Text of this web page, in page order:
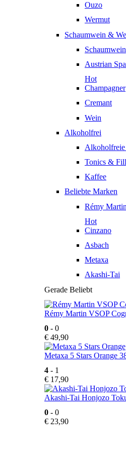
Ouzo
Wermut
Schaumwein &
Schaumwein
Austrian
Hot
Champagner
Cremant
Wein
Alkoholfrei
Alkoholfreie
Tonics &
Kaffee
Beliebte Marken
Rémy Martin
Hot
Cinzano
Asbach
Metaxa
Akashi-Tai
Gerade Beliebt
Rémy Martin VSOP
0 - 0
€ 49,90
Metaxa 5 Stars Orange
4 - 1
€ 17,90
Akashi-Tai Honjozo
0 - 0
€ 23,90